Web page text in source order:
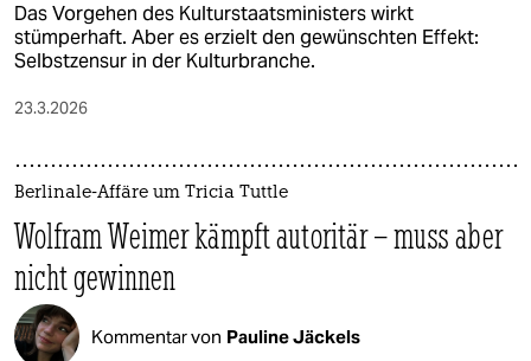
Das Vorgehen des Kulturstaatsministers wirkt
stümperhaft. Aber es erzielt den gewünschten Effekt:
Selbstzensur in der Kulturbranche.
23.3.2026
Berlinale-Affäre um Tricia Tuttle
Wolfram Weimer kämpft autoritär – muss aber
nicht gewinnen
Kommentar von Pauline Jäckels